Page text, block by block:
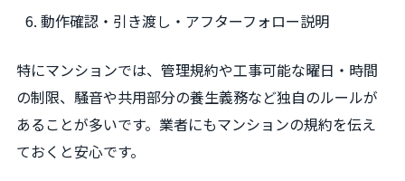
動作確認・引き渡し・アフターフォロー説明
特にマンションでは、管理規約や工事可能な曜日・時間
の制限、騒音や共用部分の養生義務など独自のルールが
あることが多いです。業者にもマンションの規約を伝え
ておくと安心です。